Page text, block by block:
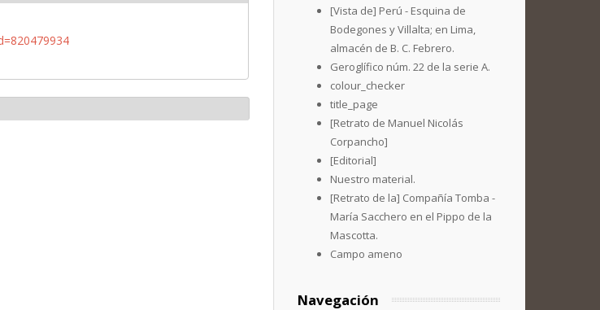
[Vista de] Perú - Esquina de
Bodegones y Villalta; en Lima,
almacén de B. C. Febrero.
Geroglífico núm. 22 de la serie A.
colour_checker
title_page
[Retrato de Manuel Nicolás
Corpancho]
[Editorial]
Nuestro material.
[Retrato de la] Compañía Tomba -
María Sacchero en el Pippo de la
Mascotta.
Campo ameno
Navegación